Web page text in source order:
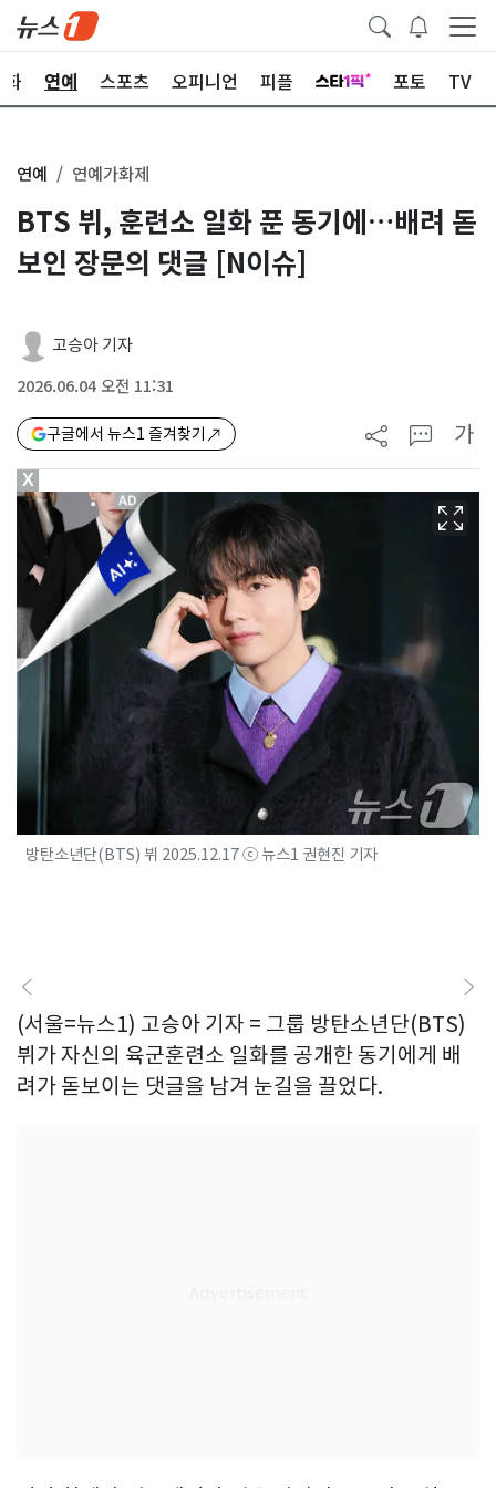
화 연예 스포츠 오피니언 피플 포토 TV
연예 연예가화제
BTS 뷔, 훈련소 일화 푼 동기에…배려 돋
보인 장문의 댓글 [N이슈]
고승아 기자
2026.06.04 오전 11:31
구글에서 뉴스1 즐겨찾기 가
방탄소년단(BTS) 뷔 2025.12.17 ⓒ 뉴스1 권현진 기자
(서울=뉴스1) 고승아 기자 = 그룹 방탄소년단(BTS)
뷔가 자신의 육군훈련소 일화를 공개한 동기에게 배
려가 돋보이는 댓글을 남겨 눈길을 끌었다.
X